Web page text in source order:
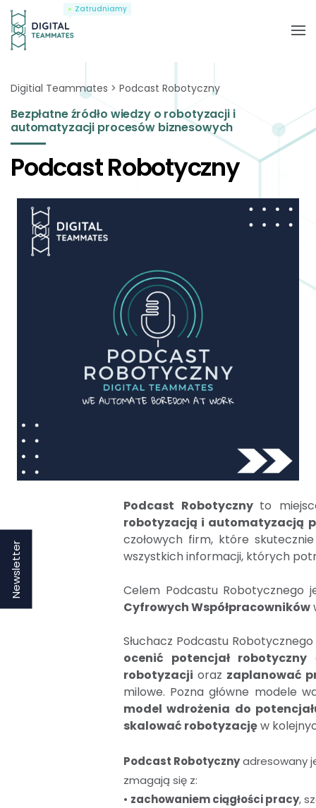
Zatrudniamy
Digitial Teammates Podcast Robotyczny
Bezpłatne źródło wiedzy o robotyzacji i
automatyzacji procesów biznesowych
Podcast Robotyczny
Podcast Robotyczny to
robotyzacją i automatyzacją
czołowych firm, które
wszystkich informacji, których
Celem Podcastu Robotycznego
Cyfrowych Współpracowników
Słuchacz Podcastu
ocenić potencjał robotyczny
robotyzacji oraz zaplanować
milowe. Pozna główne modele
model wdrożenia do
skalować robotyzacjęw
Podcast Robotycznyadresowany
zmagają się z:
• zachowaniem ciągłości pracy,
Newsletter